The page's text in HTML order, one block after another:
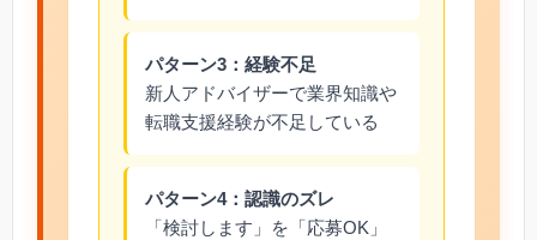
パターン3：経験不足
新人アドバイザーで業界知識や
転職支援経験が不足している
パターン4：認識のズレ
「検討します」を「応募OK」